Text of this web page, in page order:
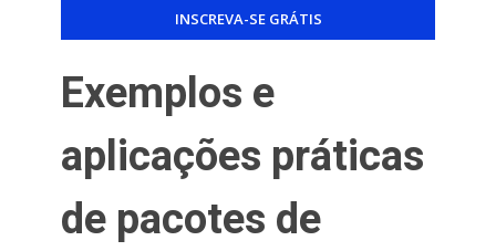
Exemplos e
aplicações práticas
de pacotes de